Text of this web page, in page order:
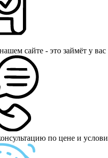
сайте - это займёт у
по цене и